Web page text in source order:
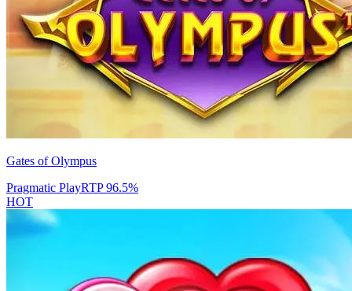
Gates of Olympus
Pragmatic PlayRTP96.5%
HOT